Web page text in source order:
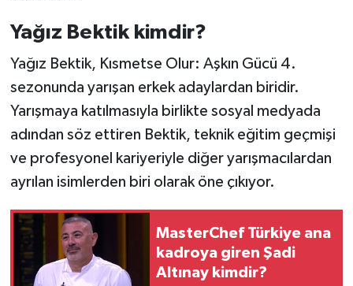
Yağız Bektik kimdir?
Yağız Bektik, Kısmetse Olur: Aşkın Gücü 4.
sezonunda yarışan erkek adaylardan biridir.
Yarışmaya katılmasıyla birlikte sosyal medyada
adından söz ettiren Bektik, teknik eğitim geçmişi
ve profesyonel kariyeriyle diğer yarışmacılardan
ayrılan isimlerden biri olarak öne çıkıyor.
MasterChef Türkiye ana
kadroya giren Şadi
Altınay kimdir?